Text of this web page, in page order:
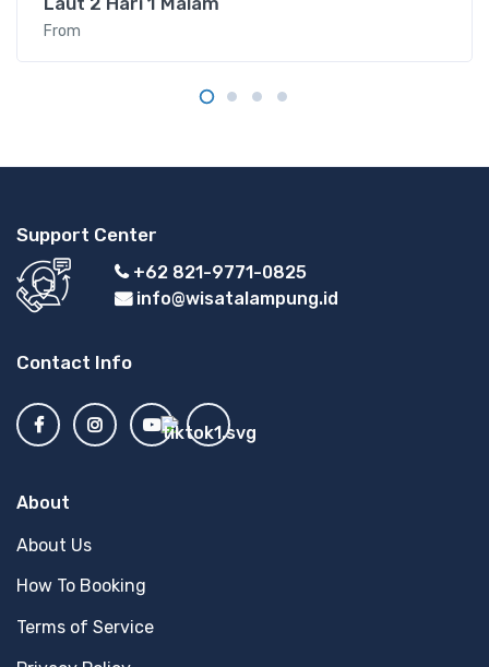
From
Support Center
+62 821-9771-0825
info@wisatalampung.id
Contact Info
About
About Us
How To Booking
Terms of Service